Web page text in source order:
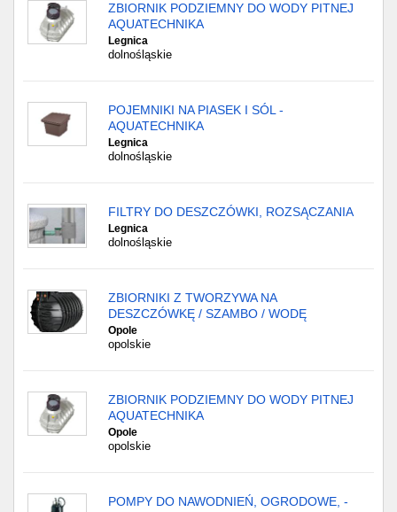
ZBIORNIK PODZIEMNY DO WODY PITNEJ
AQUATECHNIKA
Legnica
dolnośląskie
POJEMNIKI NA PIASEK I SÓL -
AQUATECHNIKA
Legnica
dolnośląskie
FILTRY DO DESZCZÓWKI, ROZSĄCZANIA
Legnica
dolnośląskie
ZBIORNIKI Z TWORZYWA NA
DESZCZÓWKĘ / SZAMBO / WODĘ
Opole
opolskie
ZBIORNIK PODZIEMNY DO WODY PITNEJ
AQUATECHNIKA
Opole
opolskie
POMPY DO NAWODNIEŃ, OGRODOWE, -